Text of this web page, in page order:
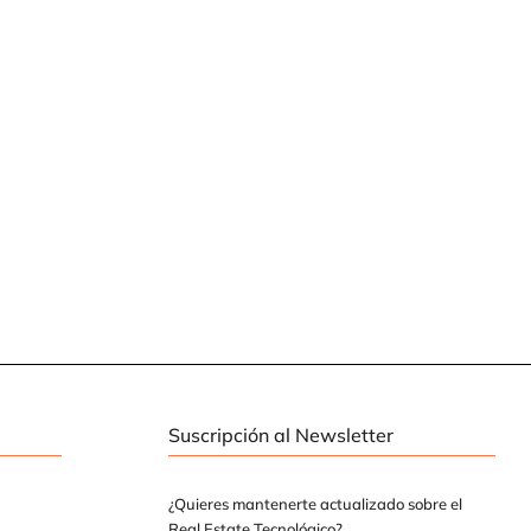
Suscripción al Newsletter
¿Quieres mantenerte actualizado sobre el